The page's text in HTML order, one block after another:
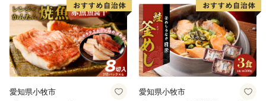
愛知県小牧市 愛知県小牧市